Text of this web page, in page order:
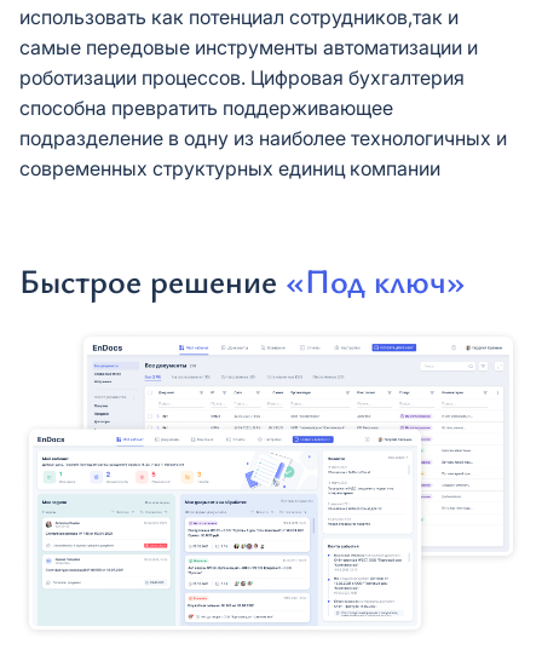
использовать как потенциал сотрудников,так и
самые передовые инструменты автоматизации и
роботизации процессов. Цифровая бухгалтерия
способна превратить поддерживающее
подразделение в одну из наиболее технологичных и
современных структурных единиц компании
Быстрое решение «Под ключ»